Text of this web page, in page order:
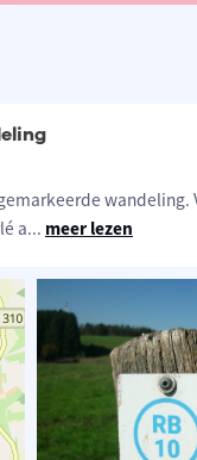
wandeling.
a... meer lezen